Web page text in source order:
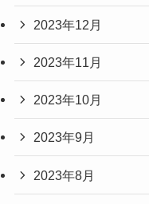
2023年12月
2023年11月
2023年10月
2023年9月
2023年8月